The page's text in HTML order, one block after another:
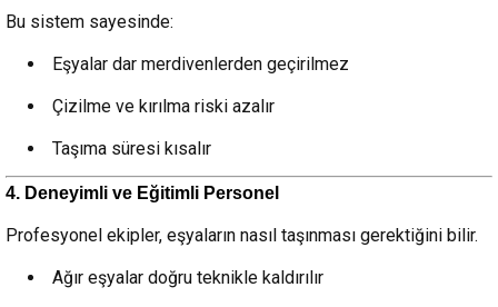
Bu sistem sayesinde:
Eşyalar dar merdivenlerden geçirilmez
Çizilme ve kırılma riski azalır
Taşıma süresi kısalır
4. Deneyimli ve Eğitimli Personel
Profesyonel ekipler, eşyaların nasıl taşınması gerektiğini bilir.
Ağır eşyalar doğru teknikle kaldırılır